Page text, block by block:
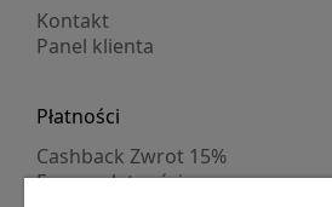
Kontakt
Panel klienta
Płatności
Cashback Zwrot 15%
Formy płatności